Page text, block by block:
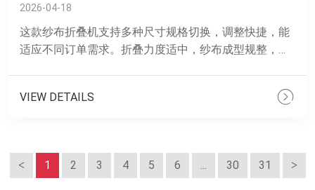
2026-04-18
这款纱布折叠机支持多种尺寸规格切换，调整快捷，能
适应不同订单需求。折叠力度适中，纱布成型规整，贴
VIEW DETAILS
1 2 3 4 5 6 ... 30 31